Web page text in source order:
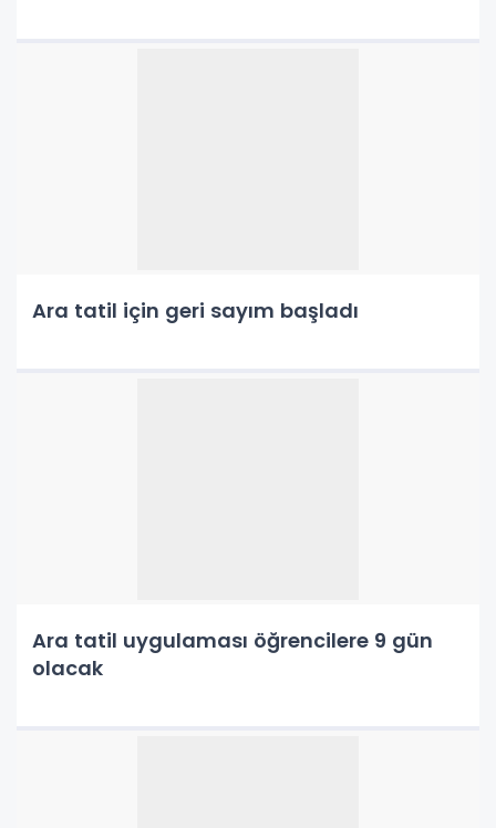
Ara tatil için geri sayım başladı
Ara tatil uygulaması öğrencilere 9 gün
olacak